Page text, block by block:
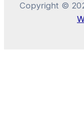
Copyright ©